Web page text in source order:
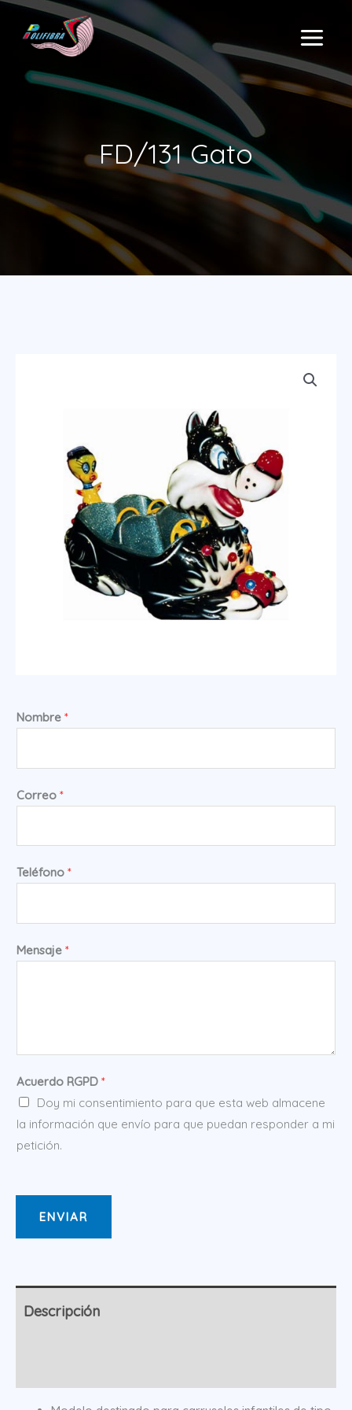
contenido
MAIN
MENU
FD/131 Gato
Nombre *
Correo *
Teléfono *
Mensaje *
Acuerdo RGPD *
Doy mi consentimiento para que esta web almacene
la información que envío para que puedan responder a mi
petición.
ENVIAR
Descripción